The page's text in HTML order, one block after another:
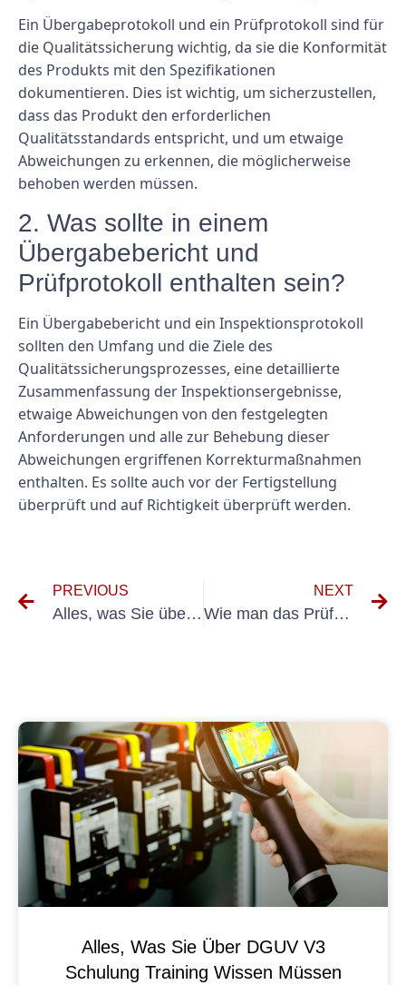
Ein Übergabeprotokoll und ein Prüfprotokoll sind für
die Qualitätssicherung wichtig, da sie die Konformität
des Produkts mit den Spezifikationen
dokumentieren. Dies ist wichtig, um sicherzustellen,
dass das Produkt den erforderlichen
Qualitätsstandards entspricht, und um etwaige
Abweichungen zu erkennen, die möglicherweise
behoben werden müssen.
2. Was sollte in einem
Übergabebericht und
Prüfprotokoll enthalten sein?
Ein Übergabebericht und ein Inspektionsprotokoll
sollten den Umfang und die Ziele des
Qualitätssicherungsprozesses, eine detaillierte
Zusammenfassung der Inspektionsergebnisse,
etwaige Abweichungen von den festgelegten
Anforderungen und alle zur Behebung dieser
Abweichungen ergriffenen Korrekturmaßnahmen
enthalten. Es sollte auch vor der Fertigstellung
überprüft und auf Richtigkeit überprüft werden.
PREVIOUS
Alles, was Sie über die UVV-Prüfung in Döbeln wissen müssen
NEXT
Wie man das Prüfprotokoll für ortsveränderliche elektrische Betriebsmittel ordnungsgemäß durchführt und dokumentiert
Alles, Was Sie Über DGUV V3
Schulung Training Wissen Müssen